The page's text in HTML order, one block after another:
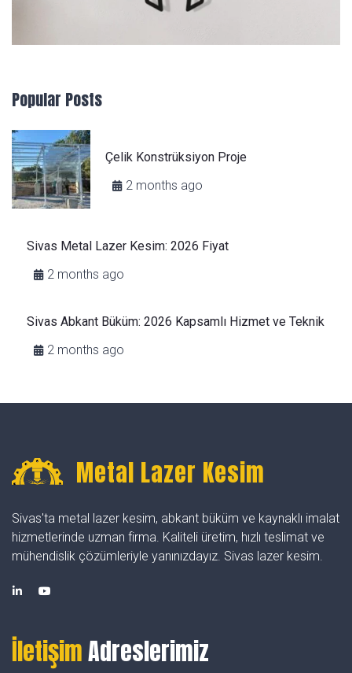
Popular Posts
Çelik Konstrüksiyon Proje
2 months ago
Sivas Metal Lazer Kesim: 2026 Fiyat
2 months ago
Sivas Abkant Büküm: 2026 Kapsamlı Hizmet ve Teknik
2 months ago
Metal Lazer Kesim
Sivas'ta metal lazer kesim, abkant büküm ve kaynaklı imalat
hizmetlerinde uzman firma. Kaliteli üretim, hızlı teslimat ve
mühendislik çözümleriyle yanınızdayız. Sivas lazer kesim.
İletişimAdreslerimiz